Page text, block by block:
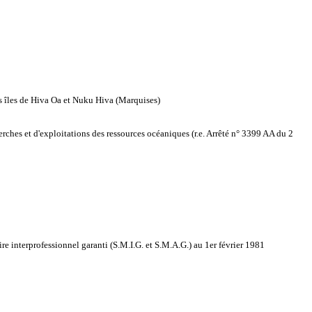
îles de Hiva Oa et Nuku Hiva (Marquises)
et d'exploitations des ressources océaniques (r.e. Arrêté n° 3399 AA du 2
garanti (S.M.I.G. et S.M.A.G.) au 1er février 1981